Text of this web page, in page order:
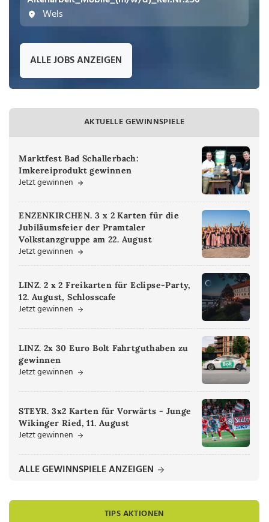
Wels
ALLE JOBS ANZEIGEN
AKTUELLE GEWINNSPIELE
Marktfest Bad Schallerbach:
Imkereiprodukt gewinnen
Jetzt gewinnen
ENZENKIRCHEN. 3 x 2 Karten für die
Jubiläumsfeier der Pramtaler
Volkstanzgruppe am 22. August
Jetzt gewinnen
LINZ. 2 x 2 Freikarten für Eclipse-Party,
12. August, Schlosscafe
Jetzt gewinnen
LINZ. 2x 30 Euro Bolt Fahrtguthaben zu
gewinnen
Jetzt gewinnen
STEYR. 3x2 Karten für Vorwärts - Junge
Wikinger Ried, 11. August
Jetzt gewinnen
ALLE GEWINNSPIELE ANZEIGEN
TIPS AKTIONEN